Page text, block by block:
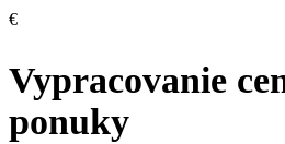
€
Vypracovanie
ponuky